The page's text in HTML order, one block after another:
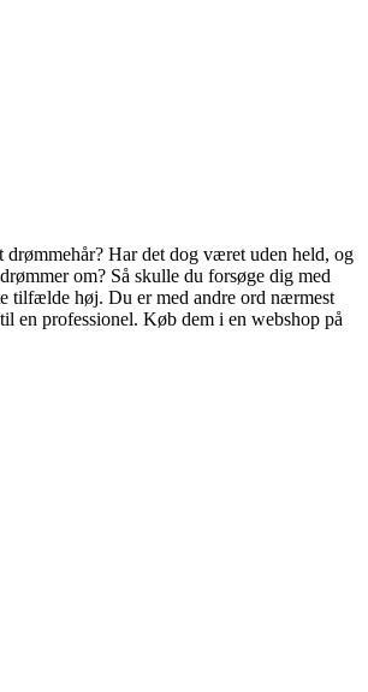
Har det dog været uden held, og
om? Så skulle du forsøge dig med
tilfælde høj. Du er med andre ord nærmest
en professionel. Køb dem i en webshop på